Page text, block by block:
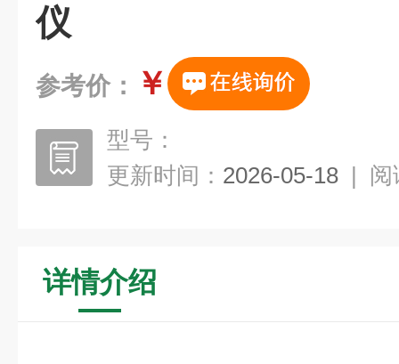
仪
参考价： ￥
型号：
更新时间： 2026-05-18 | 阅
详情介绍